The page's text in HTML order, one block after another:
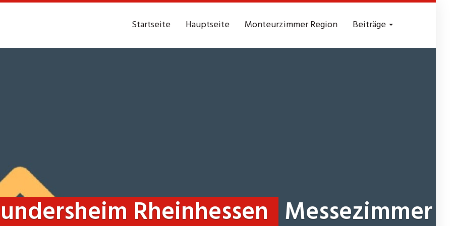
Startseite Hauptseite Monteurzimmer Region Beiträge
Rheinhessen Messezimmer